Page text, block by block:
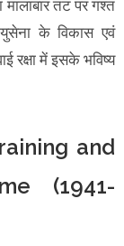
तट पर गश्त
के विकास एवं
रक्षा में इसके भविष्य
and
(1941-